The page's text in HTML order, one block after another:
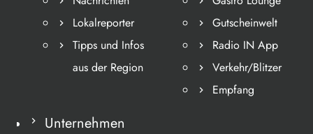
Lokalreporter
Tipps und Infos
aus der Region
Gutscheinwelt
Radio IN App
Verkehr/Blitzer
Empfang
Unternehmen